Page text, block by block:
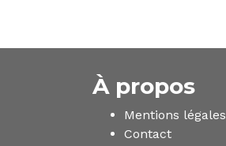
À propos
Mentions légales
Contact